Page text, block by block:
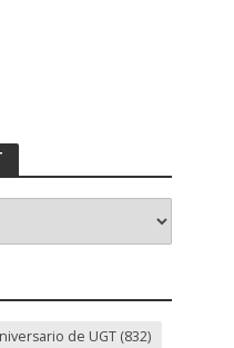
de UGT(832)